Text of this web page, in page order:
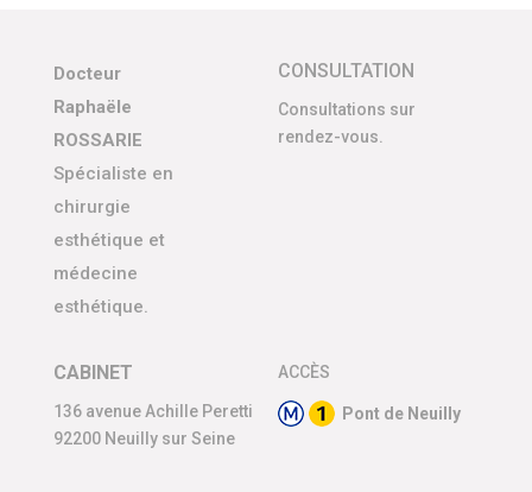
Docteur
Raphaële
ROSSARIE
Spécialiste en
chirurgie
esthétique et
médecine
esthétique.
CONSULTATION
Consultations sur
rendez-vous.
CABINET
136 avenue Achille Peretti
92200 Neuilly sur Seine
ACCÈS
Pont de Neuilly